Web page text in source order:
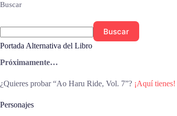
Buscar
Buscar
Portada Alternativa del Libro
Próximamente…
¿Quieres probar “Ao Haru Ride, Vol. 7”? ¡Aquí tienes!
Personajes